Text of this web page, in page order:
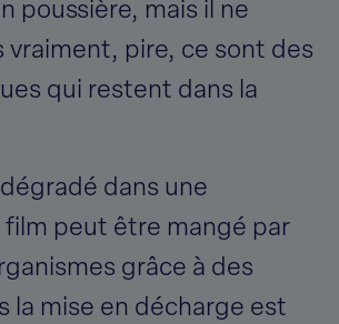
poussière, mais il ne
vraiment, pire, ce sont des
qui restent dans la
dans une
film peut être mangé par
grâce à des
la mise en décharge est